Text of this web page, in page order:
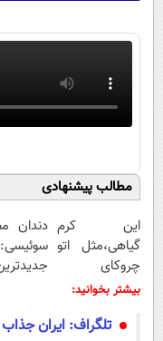
مطالب پیشنهادی
این کرم
گیاهی،مثل اتو
چروکای
پوستتوصاف
دندان
سوئیسی:
پرداخت
بیشتر بخوانید:
تلگراف: ایران